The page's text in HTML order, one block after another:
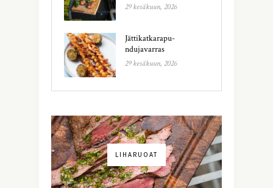
29 kesäkuun, 2026
Jättikatkarapu-
ndujavarras
29 kesäkuun, 2026
LIHARUOAT